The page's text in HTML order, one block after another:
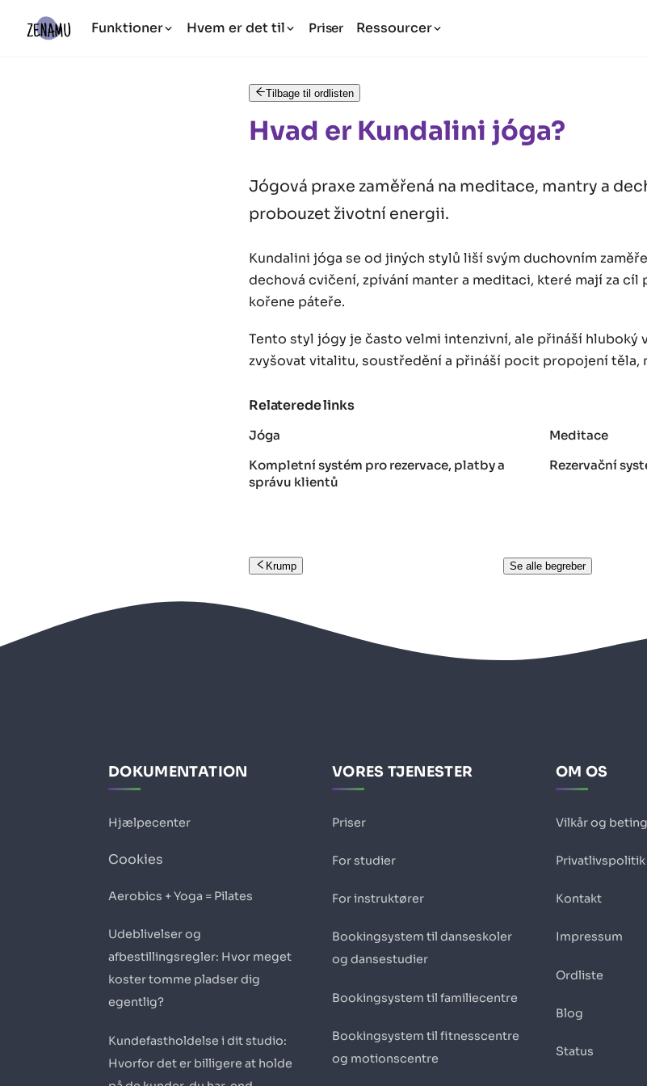
Funktioner Hvem er det til Priser Ressourcer
Tilbage til ordlisten
Hvad er Kundalini jóga?
Jógová praxe zaměřená na meditace, mantry a
probouzet životní energii.
Kundalini jóga se od jiných stylů liší svým duchovním
dechová cvičení, zpívání manter a meditaci, které mají za
kořene páteře.
Tento styl jógy je často velmi intenzivní, ale přináší hluboký
zvyšovat vitalitu, soustředění a přináší pocit propojení těla,
Relaterede links
Jóga
Meditace
Kompletní systém pro rezervace, platby a
správu klientů
Rezervační
Krump Se alle begreber
DOKUMENTATION
Hjælpecenter
Cookies
Aerobics + Yoga = Pilates
Udeblivelser og
afbestillingsregler: Hvor meget
koster tomme pladser dig
egentlig?
Kundefastholdelse i dit studio:
Hvorfor det er billigere at holde
VORES TJENESTER
Priser
For studier
For instruktører
Bookingsystem til danseskoler
og dansestudier
Bookingsystem til familiecentre
Bookingsystem til fitnesscentre
og motionscentre
OM OS
Vilkår og
Privatlivspolitik
Kontakt
Impressum
Ordliste
Blog
Status